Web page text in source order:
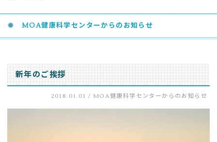
MOA健康科学センターからのお知らせ
新年のご挨拶
2018.01.01 / MOA健康科学センターからのお知らせ